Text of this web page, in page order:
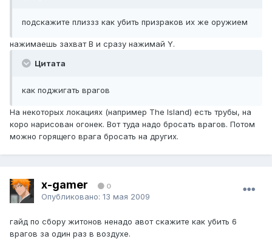
подскажите плиззз как убить призраков их же оружием
нажимаешь захват В и сразу нажимай Y.
Цитата
как поджигать врагов
На некоторых локациях (например The Island) есть трубы, на
коро нарисован огонек. Вот туда надо бросать врагов. Потом
можно горящего врага бросать на других.
x-gamer 0
Опубликовано: 13 мая 2009
гайд по сбору житонов ненадо авот скажите как убить 6
врагов за один раз в воздухе.